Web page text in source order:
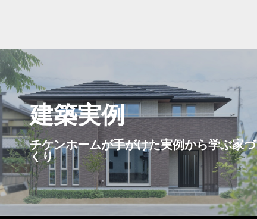
建築実例
チケンホームが手がけた実例から学ぶ家づ
くり